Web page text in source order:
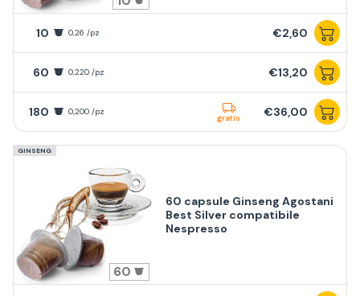
10 0,26 /pz €2,60
60 0,220 /pz €13,20
180 0,200 /pz
gratis €36,00
GINSENG
60
60 capsule Ginseng Agostani
Best Silver compatibile
Nespresso